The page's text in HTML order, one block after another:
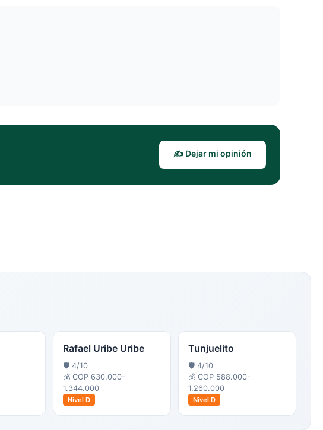
✍️ Dejar mi opinión
Rafael Uribe Uribe
🛡️ 4/10
💰 COP 630.000-
1.344.000
Nivel D
Tunjuelito
🛡️ 4/10
💰 COP 588.000-
1.260.000
Nivel D